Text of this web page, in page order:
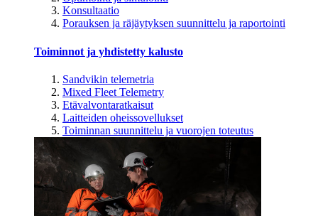
Konsultaatio
Porauksen ja räjäytyksen suunnittelu ja raportointi
Toiminnot ja yhdistetty kalusto
Sandvikin telemetria
Mixed Fleet Telemetry
Etävalvontaratkaisut
Laitteiden oheissovellukset
Toiminnan suunnittelu ja vuorojen toteutus